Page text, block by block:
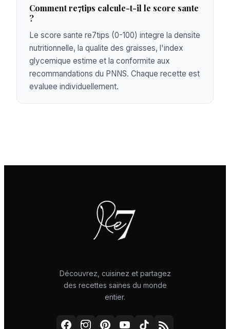
Comment re7tips calcule-t-il le score sante
?
Le score sante re7tips (0-100) integre la densite
nutritionnelle, la qualite des graisses, l'index
glycemique estime et la conformite aux
recommandations du PNNS. Chaque recette est
evaluee individuellement.
Découvrez, cuisinez et partagez
des recettes saines du monde
entier.